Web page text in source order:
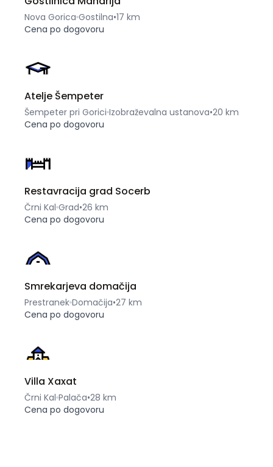
Nova Gorica Gostilna•17 km
Cena po dogovoru
Atelje Šempeter
Šempeter pri Gorici Izobraževalna ustanova•20 km
Cena po dogovoru
Restavracija grad Socerb
Črni Kal Grad•26 km
Cena po dogovoru
Smrekarjeva domačija
Prestranek Domačija•27 km
Cena po dogovoru
Villa Xaxat
Črni Kal Palača•28 km
Cena po dogovoru